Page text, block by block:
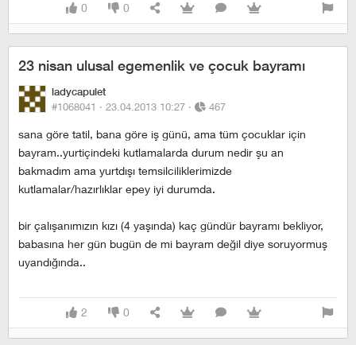
0 0
23 nisan ulusal egemenlik ve çocuk bayramı
ladycapulet
#1068041 · 23.04.2013 10:27 · 467
sana göre tatil, bana göre iş günü, ama tüm çocuklar için
bayram..yurtiçindeki kutlamalarda durum nedir şu an
bakmadım ama yurtdışı temsilciliklerimizde
kutlamalar/hazırlıklar epey iyi durumda.
bir çalışanımızın kızı (4 yaşında) kaç gündür bayramı bekliyor,
babasına her gün bugün de mi bayram değil diye soruyormuş
uyandığında..
2 0